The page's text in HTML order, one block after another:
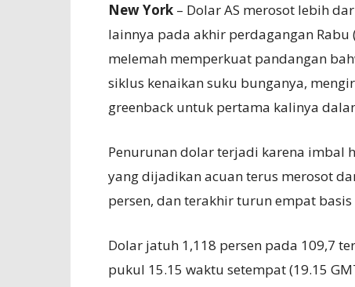
New York – Dolar AS merosot lebih
lainnya pada akhir perdagangan Rabu
melemah memperkuat pandangan
siklus kenaikan suku bunganya,
greenback untuk pertama kalinya
Penurunan dolar terjadi karena imbal
yang dijadikan acuan terus merosot
persen, dan terakhir turun empat
Dolar jatuh 1,118 persen pada 109,7
pukul 15.15 waktu setempat (19.15